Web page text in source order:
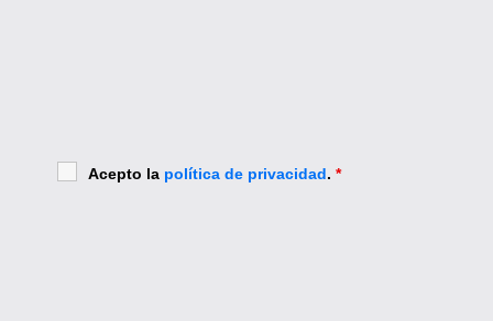
Acepto la política de privacidad. *